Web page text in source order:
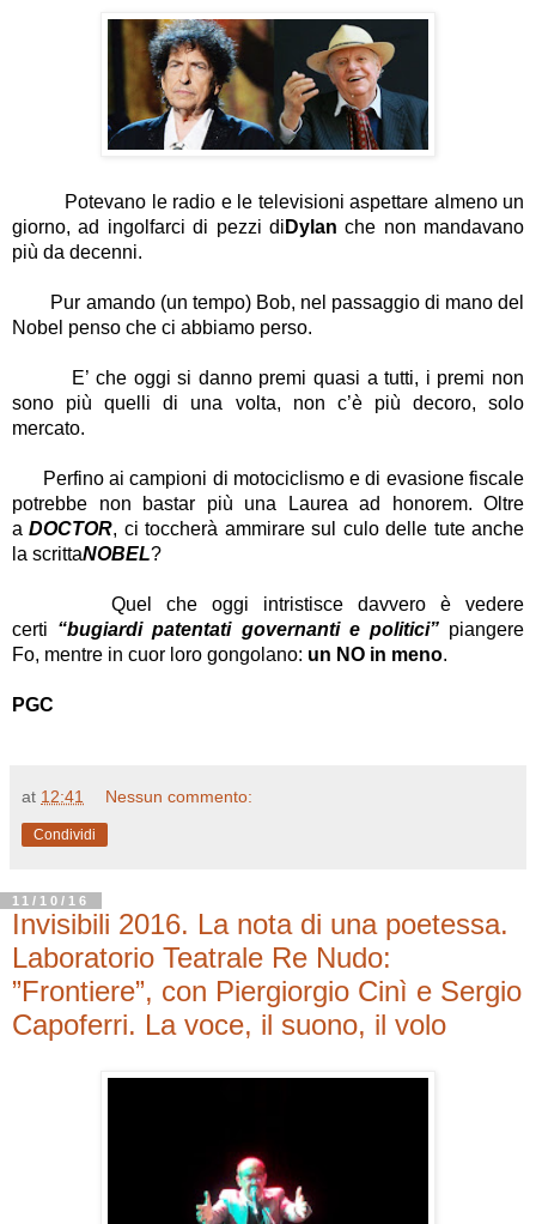
Potevano le radio e le televisioni aspettare almeno un
giorno, ad ingolfarci di pezzi di Dylan che non mandavano
più da decenni.
Pur amando (un tempo) Bob, nel passaggio di mano del
Nobel penso che ci abbiamo perso.
E’ che oggi si danno premi quasi a tutti, i premi non
sono più quelli di una volta, non c’è più decoro, solo
mercato.
Perfino ai campioni di motociclismo e di evasione fiscale
potrebbe non bastar più una Laurea ad honorem. Oltre
aDOCTOR, ci toccherà ammirare sul culo delle tute anche
la scrittaNOBEL?
Quel che oggi intristisce davvero è vedere
certi “bugiardi patentati governanti e politici” piangere
Fo, mentre in cuor loro gongolano: un NO in meno.
PGC
at 12:41 Nessun commento:
Condividi
11/10/16
Invisibili 2016. La nota di una poetessa.
Laboratorio Teatrale Re Nudo:
”Frontiere”, con Piergiorgio Cinì e Sergio
Capoferri. La voce, il suono, il volo